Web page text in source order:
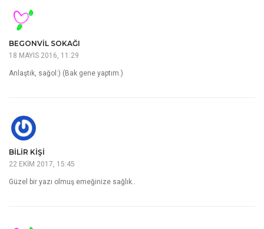
BEGONVIL SOKAĞI
18 MAYIS 2016, 11:29
Anlaştık, sağol:) (Bak gene yaptım.)
BILIR KIŞI
22 EKIM 2017, 15:45
Güzel bir yazı olmuş emeğinize sağlık..